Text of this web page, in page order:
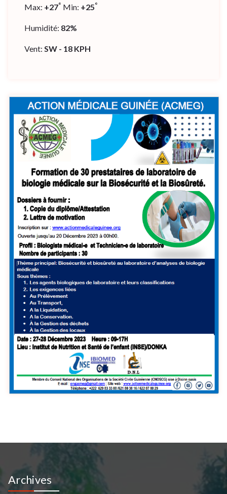
Max: +27° Min: +25°
Humidité: 82%
Vent: SW - 18 KPH
Archives